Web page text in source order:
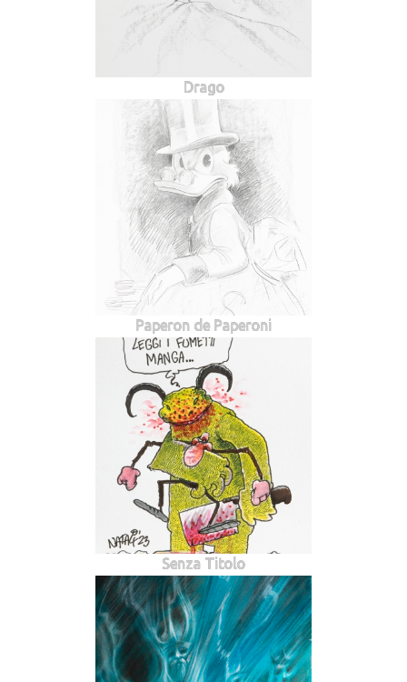
Drago
Paperon de Paperoni
Senza Titolo